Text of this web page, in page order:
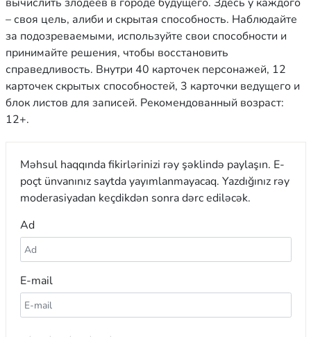
– своя цель, алиби и скрытая способность. Наблюдайте
за подозреваемыми, используйте свои способности и
принимайте решения, чтобы восстановить
справедливость. Внутри 40 карточек персонажей, 12
карточек скрытых способностей, 3 карточки ведущего и
блок листов для записей. Рекомендованный возраст:
12+.
Məhsul haqqında fikirlərinizi rəy şəklində paylaşın. E-
poçt ünvanınız saytda yayımlanmayacaq. Yazdığınız rəy
moderasiyadan keçdikdən sonra dərc ediləcək.
Ad
E-mail